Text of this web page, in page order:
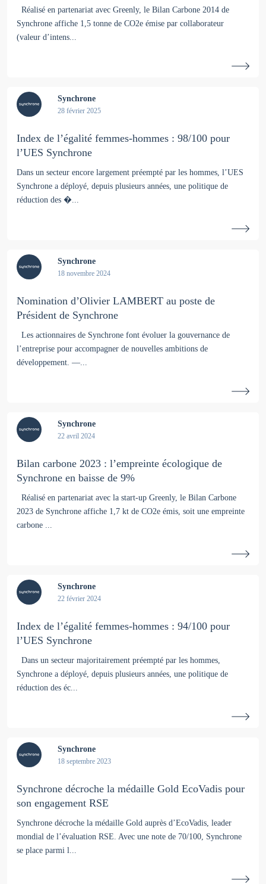
Réalisé en partenariat avec Greenly, le Bilan Carbone 2014 de
Synchrone affiche 1,5 tonne de CO2e émise par collaborateur
(valeur d’intens...
Synchrone
28 février 2025
Index de l’égalité femmes-hommes : 98/100 pour
l’UES Synchrone
Dans un secteur encore largement préempté par les hommes, l’UES
Synchrone a déployé, depuis plusieurs années, une politique de
réduction des �...
Synchrone
18 novembre 2024
Nomination d’Olivier LAMBERT au poste de
Président de Synchrone
Les actionnaires de Synchrone font évoluer la gouvernance de
l’entreprise pour accompagner de nouvelles ambitions de
développement. —...
Synchrone
22 avril 2024
Bilan carbone 2023 : l’empreinte écologique de
Synchrone en baisse de 9%
Réalisé en partenariat avec la start-up Greenly, le Bilan Carbone
2023 de Synchrone affiche 1,7 kt de CO2e émis, soit une empreinte
carbone ...
Synchrone
22 février 2024
Index de l’égalité femmes-hommes : 94/100 pour
l’UES Synchrone
Dans un secteur majoritairement préempté par les hommes,
Synchrone a déployé, depuis plusieurs années, une politique de
réduction des éc...
Synchrone
18 septembre 2023
Synchrone décroche la médaille Gold EcoVadis pour
son engagement RSE
Synchrone décroche la médaille Gold auprès d’EcoVadis, leader
mondial de l’évaluation RSE. Avec une note de 70/100, Synchrone
se place parmi l...